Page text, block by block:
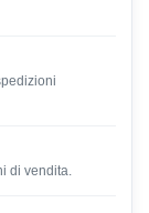
di vendita.